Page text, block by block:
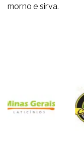
morno e sirva.